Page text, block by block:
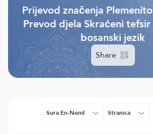
Prijevod značenja
Prevod djela Skraćeni
bosanski jezik
Share
Sura En-Neml Stranica